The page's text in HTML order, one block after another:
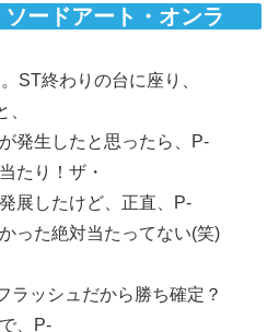
ST終わりの台に座り、
発生したと思ったら、P-
たり！ザ・
展したけど、正直、P-
った絶対当たってない(笑)
ラッシュだから勝ち確定？
、P-